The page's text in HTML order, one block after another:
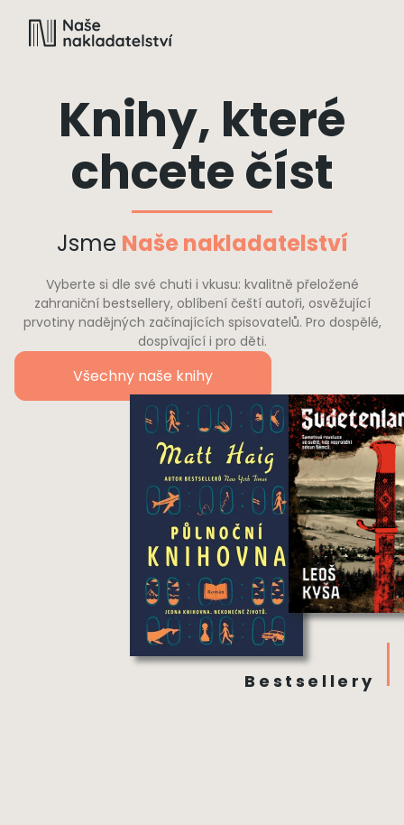
Knihy, které
chcete číst
Jsme Naše nakladatelství
Vyberte si dle své chuti i vkusu: kvalitně přeložené
zahraniční bestsellery, oblíbení čeští autoři, osvěžující
prvotiny nadějných začínajících spisovatelů. Pro dospělé,
dospívající i pro děti.
Všechny naše knihy
Bestsellery